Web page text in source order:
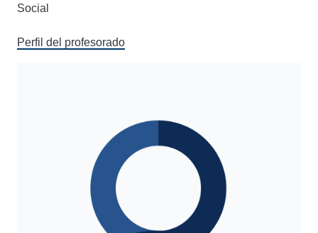
Social
Perfil del profesorado